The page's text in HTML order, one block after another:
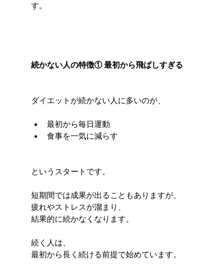
す。
続かない人の特徴① 最初から飛ばしすぎる
ダイエットが続かない人に多いのが、
最初から毎日運動
食事を一気に減らす
というスタートです。
短期間では成果が出ることもありますが、
疲れやストレスが溜まり、
結果的に続かなくなります。
続く人は、
最初から長く続ける前提で始めています。